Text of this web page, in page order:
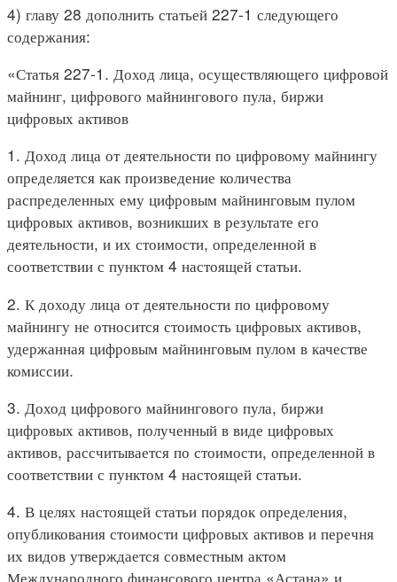
4) главу 28 дополнить статьей 227-1 следующего
содержания:
«Статья 227-1. Доход лица, осуществляющего цифровой
майнинг, цифрового майнингового пула, биржи
цифровых активов
1. Доход лица от деятельности по цифровому майнингу
определяется как произведение количества
распределенных ему цифровым майнинговым пулом
цифровых активов, возникших в результате его
деятельности, и их стоимости, определенной в
соответствии с пунктом 4 настоящей статьи.
2. К доходу лица от деятельности по цифровому
майнингу не относится стоимость цифровых активов,
удержанная цифровым майнинговым пулом в качестве
комиссии.
3. Доход цифрового майнингового пула, биржи
цифровых активов, полученный в виде цифровых
активов, рассчитывается по стоимости, определенной в
соответствии с пунктом 4 настоящей статьи.
4. В целях настоящей статьи порядок определения,
опубликования стоимости цифровых активов и перечня
их видов утверждается совместным актом
Международного финансового центра «Астана» и